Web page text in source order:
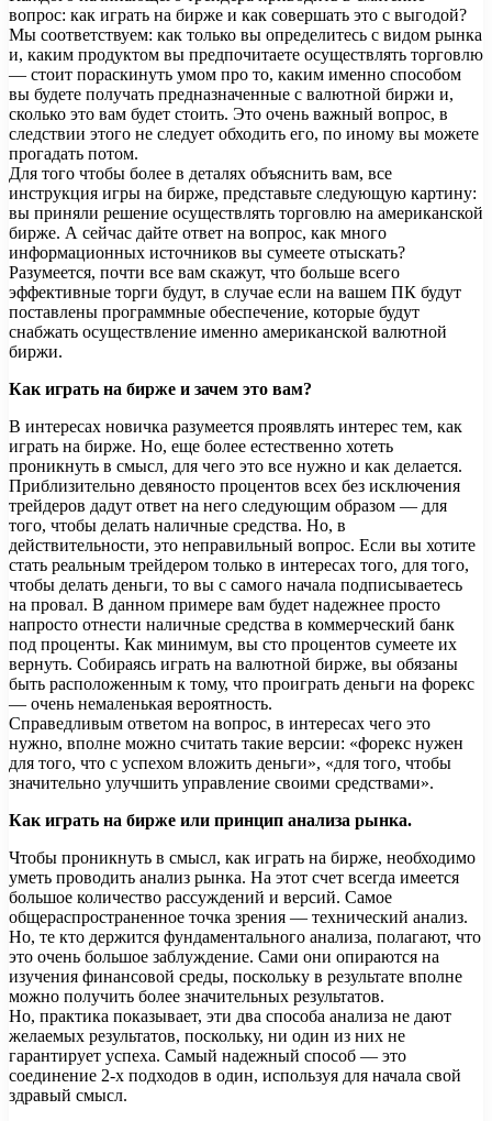
вопрос: как играть на бирже и как совершать это с выгодой?
Мы соответствуем: как только вы определитесь с видом рынка
и, каким продуктом вы предпочитаете осуществлять торговлю
— стоит пораскинуть умом про то, каким именно способом
вы будете получать предназначенные с валютной биржи и,
сколько это вам будет стоить. Это очень важный вопрос, в
следствии этого не следует обходить его, по иному вы можете
прогадать потом.
Для того чтобы более в деталях объяснить вам, все
инструкция игры на бирже, представьте следующую картину:
вы приняли решение осуществлять торговлю на американской
бирже. А сейчас дайте ответ на вопрос, как много
информационных источников вы сумеете отыскать?
Разумеется, почти все вам скажут, что больше всего
эффективные торги будут, в случае если на вашем ПК будут
поставлены программные обеспечение, которые будут
снабжать осуществление именно американской валютной
биржи.
Как играть на бирже и зачем это вам?
В интересах новичка разумеется проявлять интерес тем, как
играть на бирже. Но, еще более естественно хотеть
проникнуть в смысл, для чего это все нужно и как делается.
Приблизительно девяносто процентов всех без исключения
трейдеров дадут ответ на него следующим образом — для
того, чтобы делать наличные средства. Но, в
действительности, это неправильный вопрос. Если вы хотите
стать реальным трейдером только в интересах того, для того,
чтобы делать деньги, то вы с самого начала подписываетесь
на провал. В данном примере вам будет надежнее просто
напросто отнести наличные средства в коммерческий банк
под проценты. Как минимум, вы сто процентов сумеете их
вернуть. Собираясь играть на валютной бирже, вы обязаны
быть расположенным к тому, что проиграть деньги на форекс
— очень немаленькая вероятность.
Справедливым ответом на вопрос, в интересах чего это
нужно, вполне можно считать такие версии: «форекс нужен
для того, что с успехом вложить деньги», «для того, чтобы
значительно улучшить управление своими средствами».
Как играть на бирже или принцип анализа рынка.
Чтобы проникнуть в смысл, как играть на бирже, необходимо
уметь проводить анализ рынка. На этот счет всегда имеется
большое количество рассуждений и версий. Самое
общераспространенное точка зрения — технический анализ.
Но, те кто держится фундаментального анализа, полагают, что
это очень большое заблуждение. Сами они опираются на
изучения финансовой среды, поскольку в результате вполне
можно получить более значительных результатов.
Но, практика показывает, эти два способа анализа не дают
желаемых результатов, поскольку, ни один из них не
гарантирует успеха. Самый надежный способ — это
соединение 2-х подходов в один, используя для начала свой
здравый смысл.